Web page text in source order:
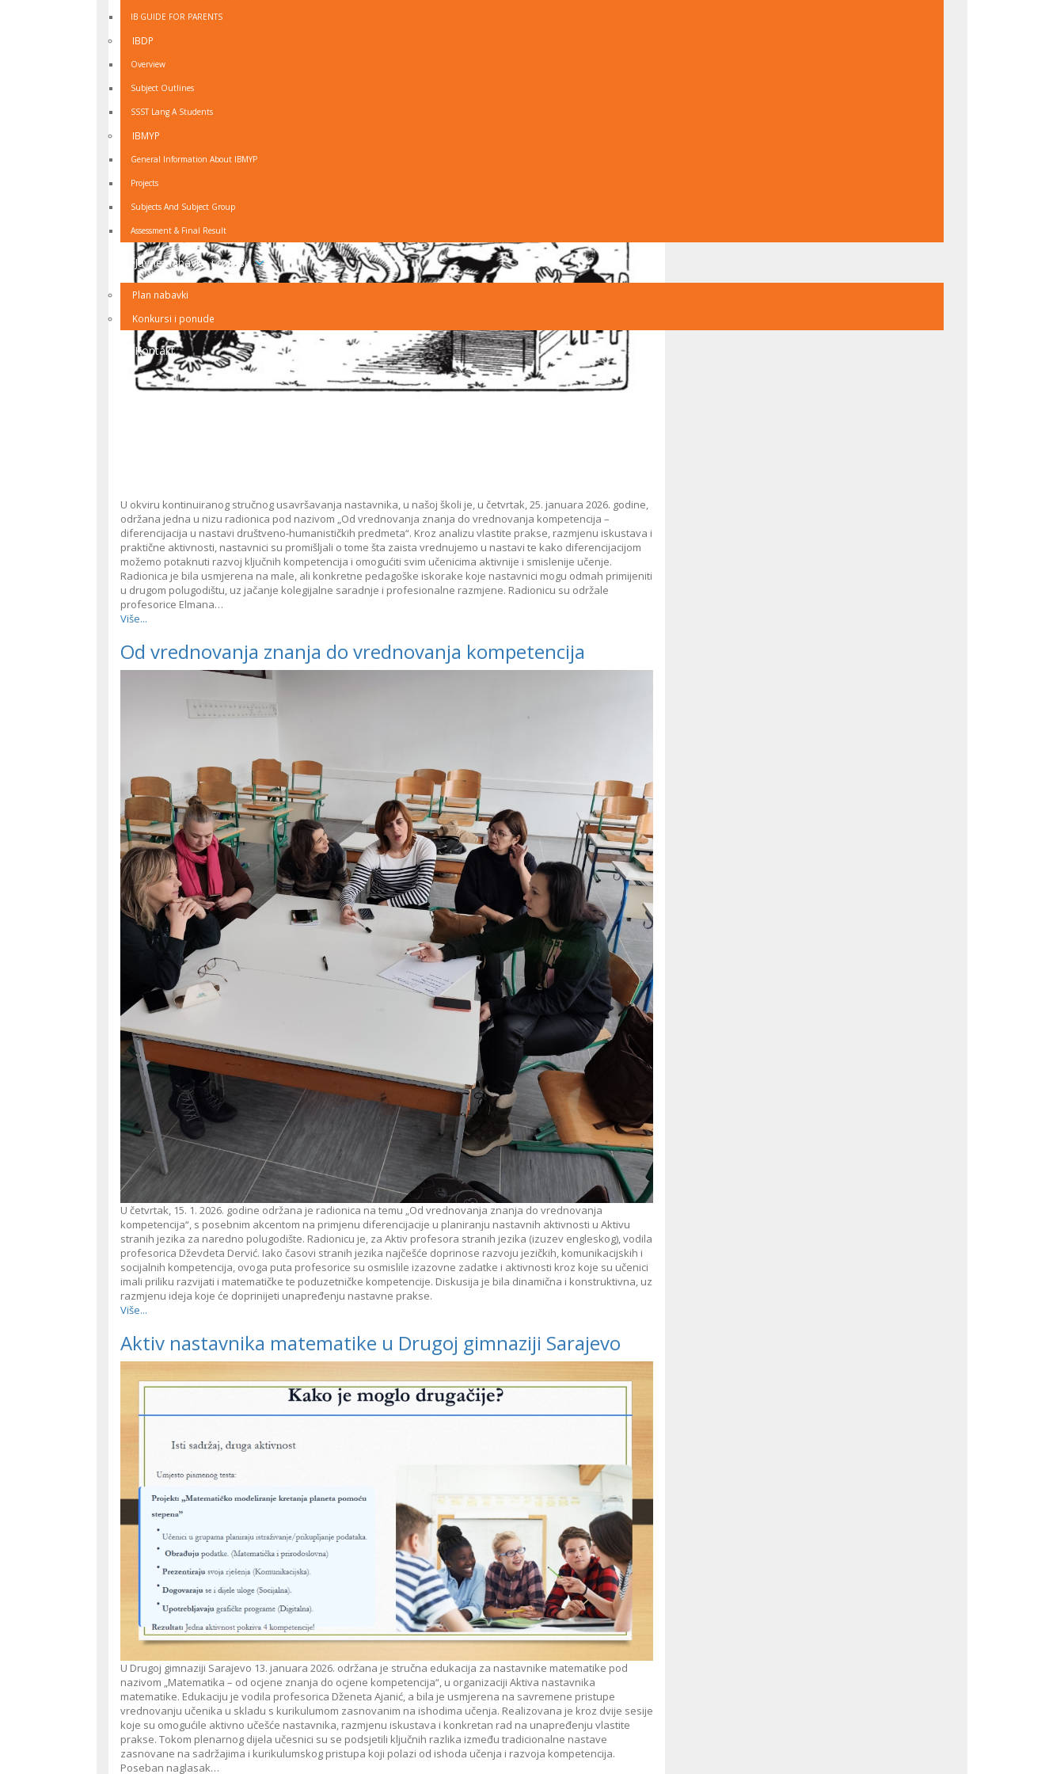
IB GUIDE FOR PARENTS
IBDP
Overview
Subject Outlines
SSST Lang A Students
IBMYP
General Information About IBMYP
Projects
Subjects And Subject Group
Assessment & Final Result
Javne nabavke i oglasi
Plan nabavki
Konkursi i ponude
Kontakt
U okviru kontinuiranog stručnog usavršavanja nastavnika, u našoj školi je, u četvrtak, 25. januara 2026. godine,
održana jedna u nizu radionica pod nazivom „Od vrednovanja znanja do vrednovanja kompetencija –
diferencijacija u nastavi društveno-humanističkih predmeta“. Kroz analizu vlastite prakse, razmjenu iskustava i
praktične aktivnosti, nastavnici su promišljali o tome šta zaista vrednujemo u nastavi te kako diferencijacijom
možemo potaknuti razvoj ključnih kompetencija i omogućiti svim učenicima aktivnije i smislenije učenje.
Radionica je bila usmjerena na male, ali konkretne pedagoške iskorake koje nastavnici mogu odmah primijeniti
u drugom polugodištu, uz jačanje kolegijalne saradnje i profesionalne razmjene. Radionicu su održale
profesorice Elmana…
Više...
Od vrednovanja znanja do vrednovanja kompetencija
U četvrtak, 15. 1. 2026. godine održana je radionica na temu „Od vrednovanja znanja do vrednovanja
kompetencija“, s posebnim akcentom na primjenu diferencijacije u planiranju nastavnih aktivnosti u Aktivu
stranih jezika za naredno polugodište. Radionicu je, za Aktiv profesora stranih jezika (izuzev engleskog), vodila
profesorica Dževdeta Dervić. Iako časovi stranih jezika najčešće doprinose razvoju jezičkih, komunikacijskih i
socijalnih kompetencija, ovoga puta profesorice su osmislile izazovne zadatke i aktivnosti kroz koje su učenici
imali priliku razvijati i matematičke te poduzetničke kompetencije. Diskusija je bila dinamična i konstruktivna, uz
razmjenu ideja koje će doprinijeti unapređenju nastavne prakse.
Više...
Aktiv nastavnika matematike u Drugoj gimnaziji Sarajevo
U Drugoj gimnaziji Sarajevo 13. januara 2026. održana je stručna edukacija za nastavnike matematike pod
nazivom „Matematika – od ocjene znanja do ocjene kompetencija“, u organizaciji Aktiva nastavnika
matematike. Edukaciju je vodila profesorica Dženeta Ajanić, a bila je usmjerena na savremene pristupe
vrednovanju učenika u skladu s kurikulumom zasnovanim na ishodima učenja. Realizovana je kroz dvije sesije
koje su omogućile aktivno učešće nastavnika, razmjenu iskustava i konkretan rad na unapređenju vlastite
prakse. Tokom plenarnog dijela učesnici su se podsjetili ključnih razlika između tradicionalne nastave
zasnovane na sadržajima i kurikulumskog pristupa koji polazi od ishoda učenja i razvoja kompetencija.
Poseban naglasak…